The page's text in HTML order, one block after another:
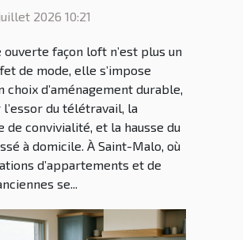
Saint Malo
2026 10:21
ouverte façon loft n’est plus un
de mode, elle s’impose
choix d’aménagement durable,
du télétravail, la
de convivialité, et la hausse du
à domicile. À Saint-Malo, où
d’appartements et de
se...